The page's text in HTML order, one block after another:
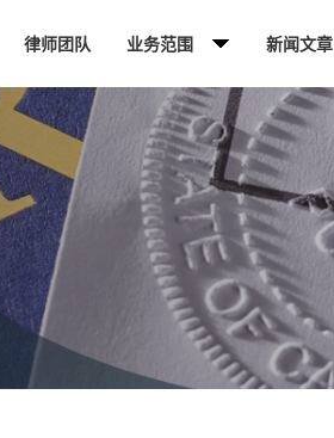
律师团队 业务范围 新闻文章